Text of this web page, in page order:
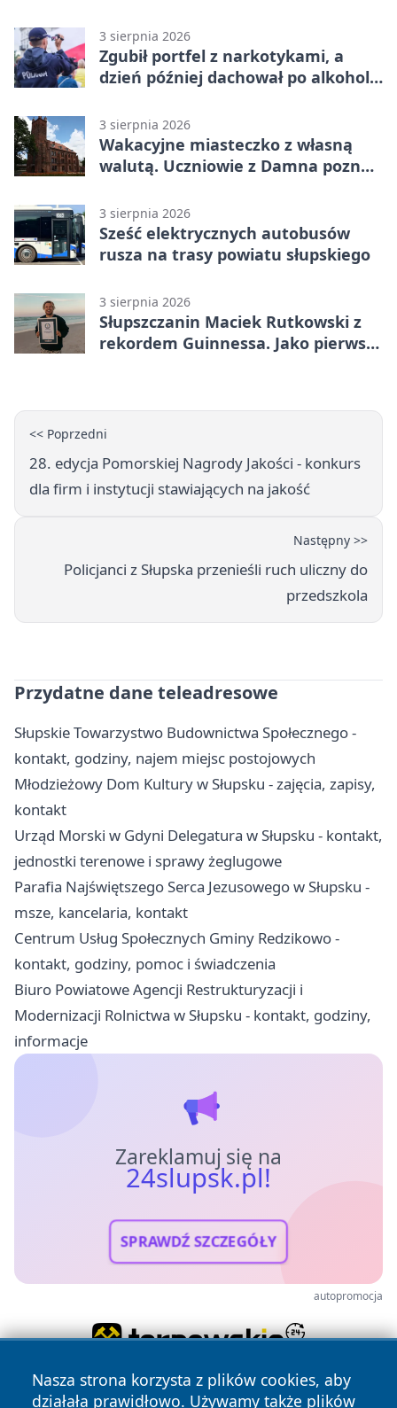
3 sierpnia 2026
Zgubił portfel z narkotykami, a
dzień później dachował po alkoholu
3 sierpnia 2026
Wakacyjne miasteczko z własną
walutą. Uczniowie z Damna poznali
3 sierpnia 2026
Sześć elektrycznych autobusów
rusza na trasy powiatu słupskiego
3 sierpnia 2026
Słupszczanin Maciek Rutkowski z
rekordem Guinnessa. Jako pierwszy
<< Poprzedni
28. edycja Pomorskiej Nagrody Jakości - konkurs
dla firm i instytucji stawiających na jakość
Następny >>
Policjanci z Słupska przenieśli ruch uliczny do
przedszkola
Przydatne dane teleadresowe
Słupskie Towarzystwo Budownictwa Społecznego -
kontakt, godziny, najem miejsc postojowych
Młodzieżowy Dom Kultury w Słupsku - zajęcia, zapisy,
kontakt
Urząd Morski w Gdyni Delegatura w Słupsku - kontakt,
jednostki terenowe i sprawy żeglugowe
Parafia Najświętszego Serca Jezusowego w Słupsku -
msze, kancelaria, kontakt
Centrum Usług Społecznych Gminy Redzikowo -
kontakt, godziny, pomoc i świadczenia
Biuro Powiatowe Agencji Restrukturyzacji i
Modernizacji Rolnictwa w Słupsku - kontakt, godziny,
informacje
Zareklamuj się na
24slupsk.pl!
SPRAWDŹ SZCZEGÓŁY
autopromocja
Nasza strona korzysta z plików cookies, aby
działała prawidłowo. Używamy także plików